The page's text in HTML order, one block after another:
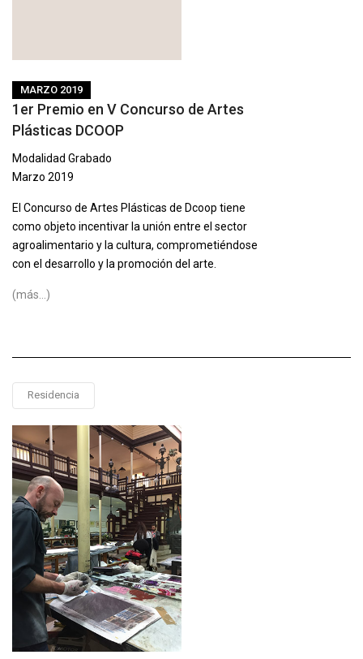
MARZO 2019
1er Premio en V Concurso de Artes
Plásticas DCOOP
Modalidad Grabado
Marzo 2019
El Concurso de Artes Plásticas de Dcoop tiene
como objeto incentivar la unión entre el sector
agroalimentario y la cultura, comprometiéndose
con el desarrollo y la promoción del arte.
(más…)
Residencia